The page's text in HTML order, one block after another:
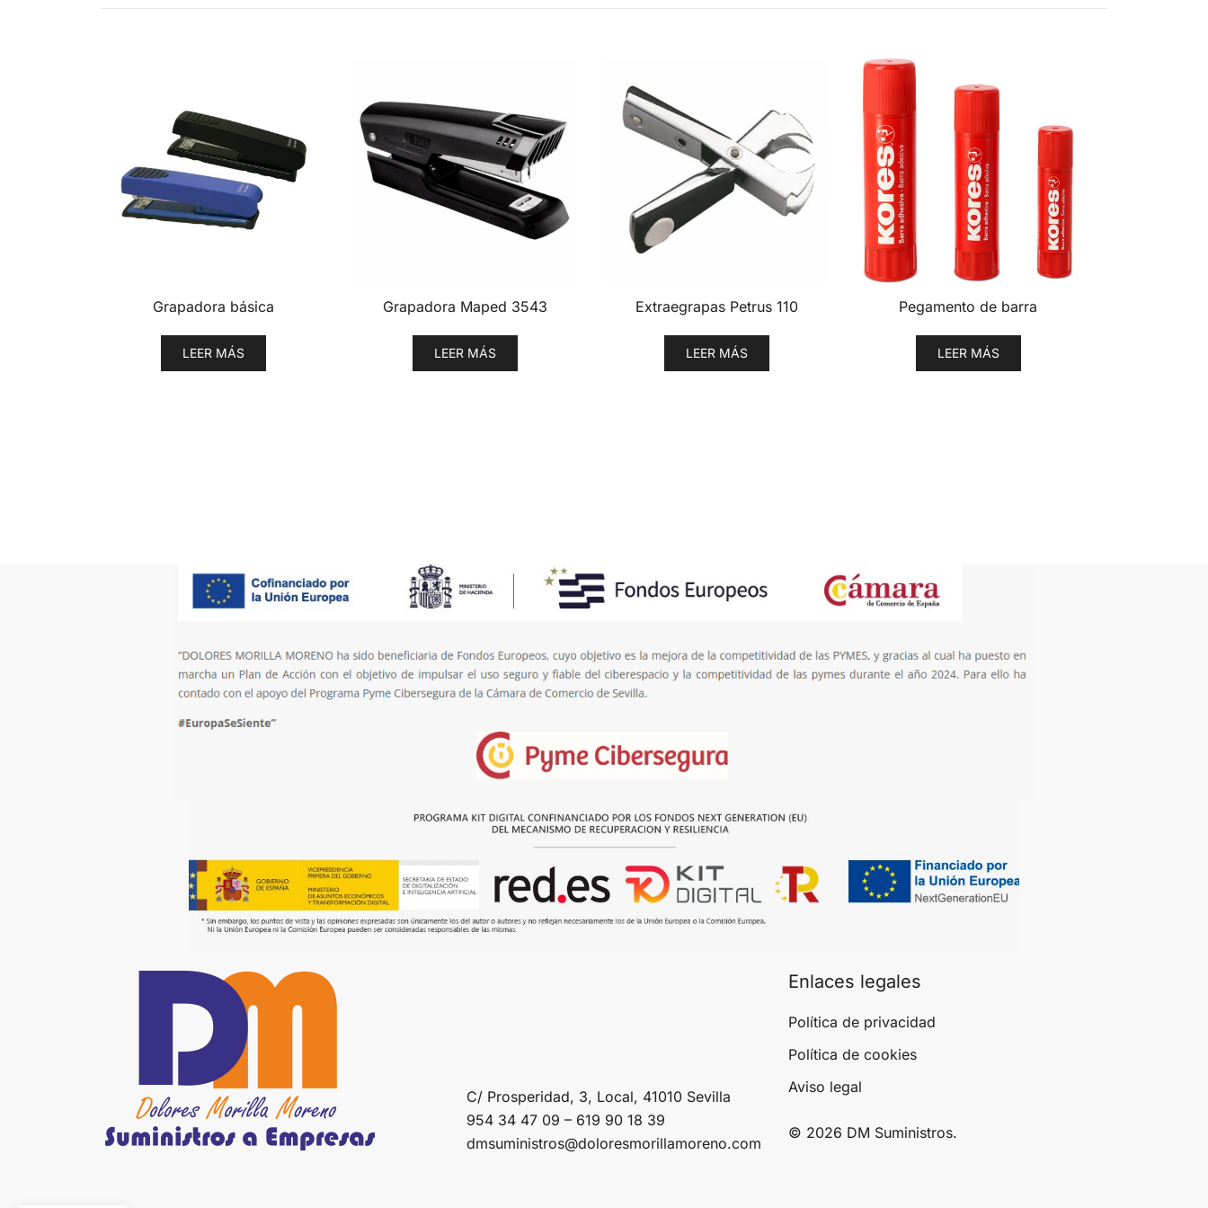
Grapadora básica
LEER MÁS
Grapadora Maped 3543
LEER MÁS
Extraegrapas Petrus 110
LEER MÁS
Pegamento de barra
LEER MÁS
C/ Prosperidad, 3, Local, 41010 Sevilla
954 34 47 09 – 619 90 18 39
dmsuministros@doloresmorillamoreno.com
Enlaces legales
Política de privacidad
Política de cookies
Aviso legal
© 2026 DM Suministros.